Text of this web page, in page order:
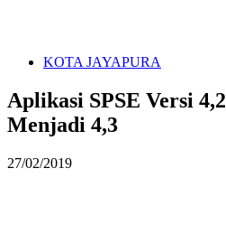
KOTA JAYAPURA
Aplikasi SPSE Versi
Menjadi 4,3
27/02/2019